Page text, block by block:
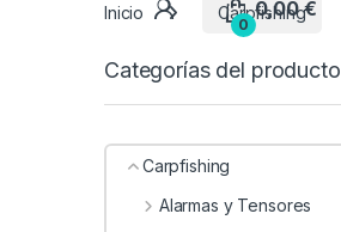
Inicio Carpfishing
Categorías del producto
Carpfishing
Alarmas y Tensores